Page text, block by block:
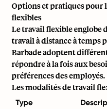
Options et pratiques pour
flexibles
Le travail flexible englobe
travail à distance à temps
Barbade adoptent
répondre à la fois aux
préférences des employés.
Les modalités de travail
Type